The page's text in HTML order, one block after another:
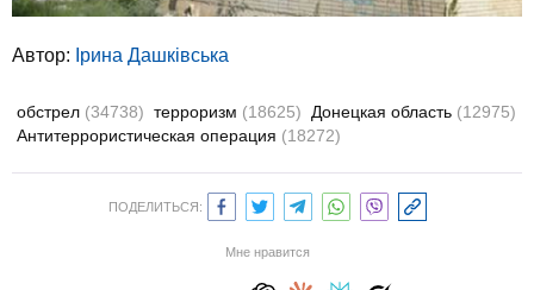
Автор: Ірина Дашківська
обстрел (34738) терроризм (18625) Донецкая область (12975)
Антитеррористическая операция (18272)
ПОДЕЛИТЬСЯ:
Мне нравится